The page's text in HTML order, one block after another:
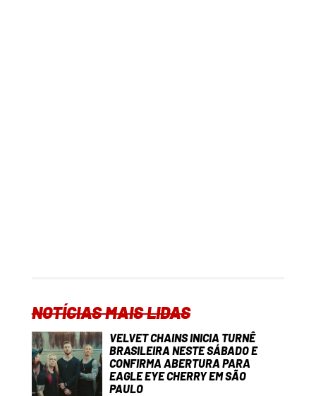
NOTÍCIAS MAIS LIDAS
VELVET CHAINS INICIA TURNÊ
BRASILEIRA NESTE SÁBADO E
CONFIRMA ABERTURA PARA
EAGLE EYE CHERRY EM SÃO
PAULO